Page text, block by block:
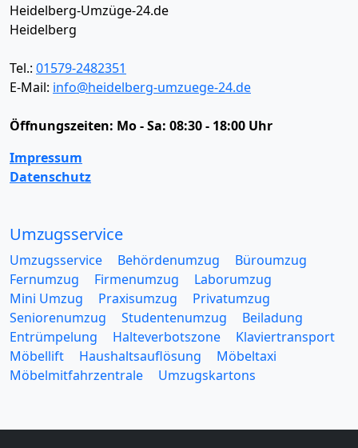
Heidelberg-Umzüge-24.de
Heidelberg
Tel.: 01579-2482351
E-Mail: info@heidelberg-umzuege-24.de
Öffnungszeiten: Mo - Sa: 08:30 - 18:00 Uhr
Impressum
Datenschutz
Umzugsservice
Umzugsservice Behördenumzug
Büroumzug
Fernumzug
Firmenumzug
Laborumzug
Mini Umzug
Praxisumzug
Privatumzug
Seniorenumzug
Studentenumzug
Beiladung
Entrümpelung
Halteverbotszone
Klaviertransport
Möbellift
Haushaltsauflösung
Möbeltaxi
Möbelmitfahrzentrale
Umzugskartons